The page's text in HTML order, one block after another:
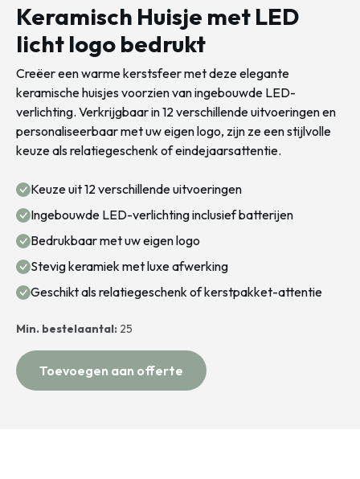
Keramisch Huisje met LED
licht logo bedrukt
Creëer een warme kerstsfeer met deze elegante
keramische huisjes voorzien van ingebouwde LED-
verlichting. Verkrijgbaar in 12 verschillende uitvoeringen en
personaliseerbaar met uw eigen logo, zijn ze een stijlvolle
keuze als relatiegeschenk of eindejaarsattentie.
Keuze uit 12 verschillende uitvoeringen
Ingebouwde LED-verlichting inclusief batterijen
Bedrukbaar met uw eigen logo
Stevig keramiek met luxe afwerking
Geschikt als relatiegeschenk of kerstpakket-attentie
Min. bestelaantal: 25
Toevoegen aan offerte